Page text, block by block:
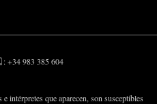
: +34 983 385 604
intérpretes que aparecen, son susceptibles